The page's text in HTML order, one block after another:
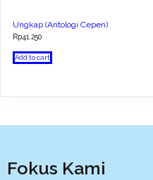
Ungkap (Antologi Cepen)
Rp41.250
Add to cart
Fokus Kami